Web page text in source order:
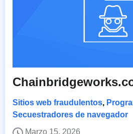
Sitios web fraudulentos,
Secuestradores de navegador
Marzo 15, 2026